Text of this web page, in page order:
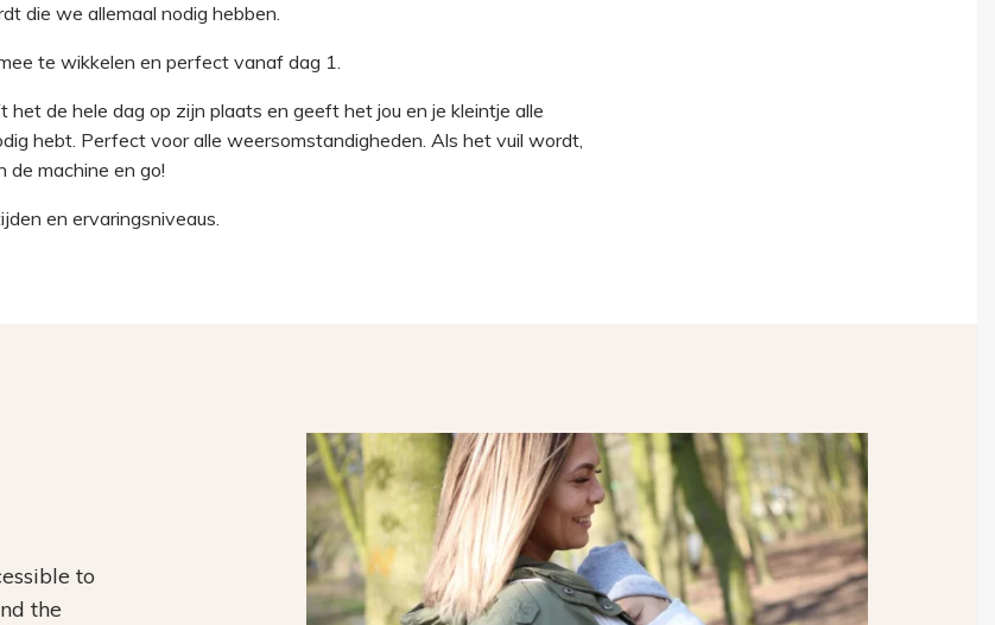
die we allemaal nodig hebben.
te wikkelen en perfect vanaf dag 1.
het de hele dag op zijn plaats en geeft het jou en je kleintje alle
hebt. Perfect voor alle weersomstandigheden. Als het vuil wordt,
de machine en go!
en ervaringsniveaus.
to
the